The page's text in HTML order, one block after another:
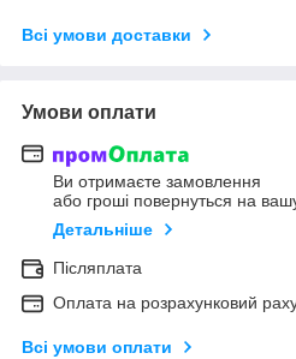
Всі умови доставки
Умови оплати
Ви отримаєте замовлення
або гроші повернуться на
Детальніше
Післяплата
Оплата на розрахунковий
Всі умови оплати